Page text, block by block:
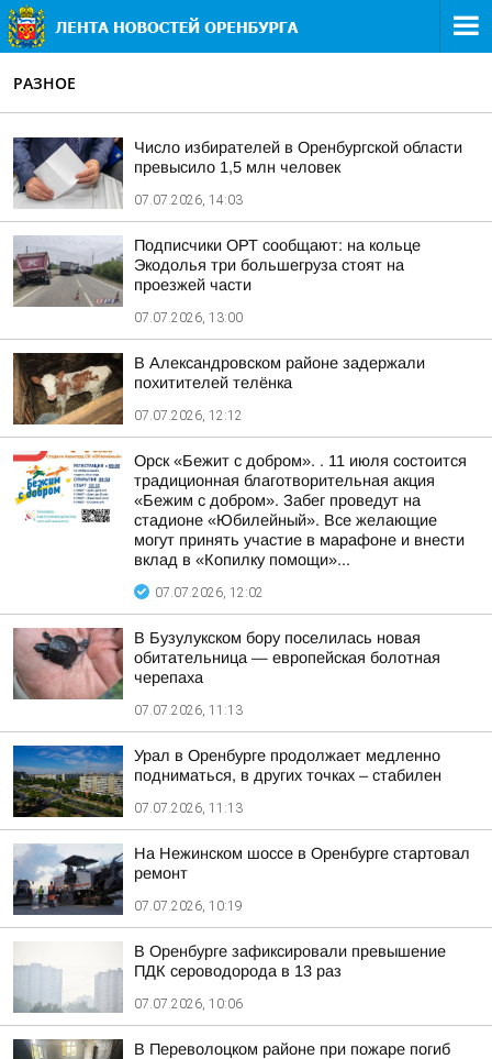
РАЗНОЕ
Число избирателей в Оренбургской области
превысило 1,5 млн человек
07.07.2026, 14:03
Подписчики ОРТ сообщают: на кольце
Экодолья три большегруза стоят на
проезжей части
07.07.2026, 13:00
В Александровском районе задержали
похитителей телёнка
07.07.2026, 12:12
Орск «Бежит с добром». . 11 июля состоится
традиционная благотворительная акция
«Бежим с добром». Забег проведут на
стадионе «Юбилейный». Все желающие
могут принять участие в марафоне и внести
вклад в «Копилку помощи»...
07.07.2026, 12:02
В Бузулукском бору поселилась новая
обитательница — европейская болотная
черепаха
07.07.2026, 11:13
Урал в Оренбурге продолжает медленно
подниматься, в других точках – стабилен
07.07.2026, 11:13
На Нежинском шоссе в Оренбурге стартовал
ремонт
07.07.2026, 10:19
В Оренбурге зафиксировали превышение
ПДК сероводорода в 13 раз
07.07.2026, 10:06
В Переволоцком районе при пожаре погиб